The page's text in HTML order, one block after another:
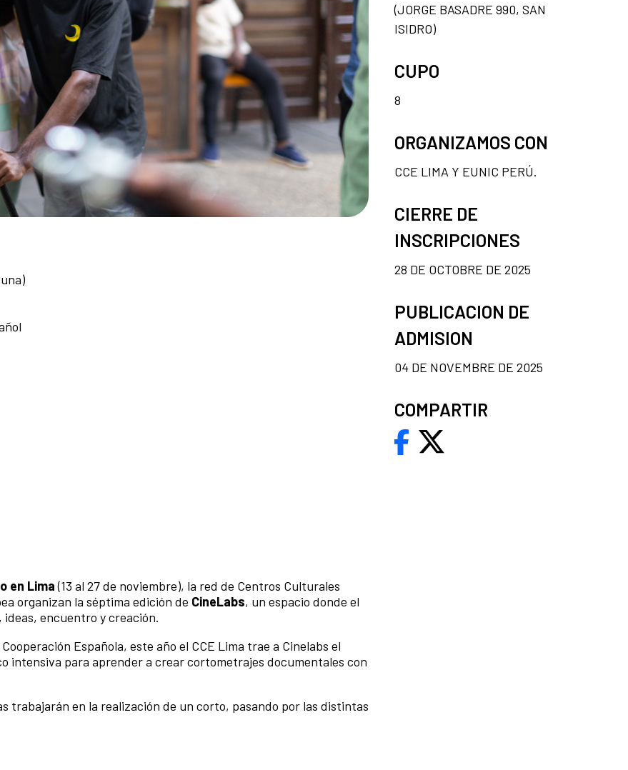
en Lima(13 al 27 de noviembre), la red de Centros Culturales
organizan la séptima edición de CineLabs, un espacio donde el
encuentro y creación.
Española, este año el CCE Lima trae a Cinelabs el
intensiva para aprender a crear cortometrajes documentales con
trabajarán en la realización de un corto, pasando por las distintas
(JORGE BASADRE 990, SAN
ISIDRO)
CUPO
8
ORGANIZAMOS CON
CCE LIMA Y EUNIC PERÚ.
CIERRE DE
INSCRIPCIONES
28 DE OCTOBRE DE 2025
PUBLICACION DE
ADMISION
04 DE NOVEMBRE DE 2025
COMPARTIR